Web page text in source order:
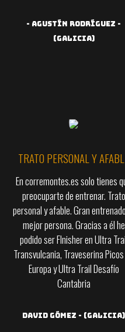
- Agustín Rodríguez -
(Galicia)
TRATO PERSONAL Y
En corremontes.es solo tienes
preocuparte de entrenar. Trato
personal y afable. Gran
mejor persona. Gracias a él he
podido ser FInisher en Ultra
Transvulcania, Traveserina
Europa y Ultra Trail Desafío
Cantabria
David Gómez - (Galicia)